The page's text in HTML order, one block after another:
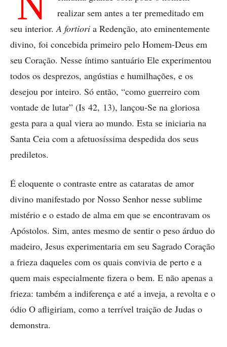
realizar sem antes a ter premeditado em
seu interior.A fortiori a Redenção, ato eminentemente
divino, foi concebida primeiro pelo Homem-Deus em
seu Coração. Nesse íntimo santuário Ele experimentou
todos os desprezos, angústias e humilhações, e os
desejou por inteiro. Só então, “como guerreiro com
vontade de lutar” (Is 42, 13), lançou-Se na gloriosa
gesta para a qual viera ao mundo. Esta se iniciaria na
Santa Ceia com a afetuosíssima despedida dos seus
prediletos.
É eloquente o contraste entre as cataratas de amor
divino manifestado por Nosso Senhor nesse sublime
mistério e o estado de alma em que se encontravam os
Apóstolos. Sim, antes mesmo de sentir o peso árduo do
madeiro, Jesus experimentaria em seu Sagrado Coração
a frieza daqueles com os quais convivia de perto e a
quem mais especialmente fizera o bem. E não apenas a
frieza: também a indiferença e até a inveja, a revolta e o
ódio O afligiriam, como a terrível traição de Judas o
demonstra.